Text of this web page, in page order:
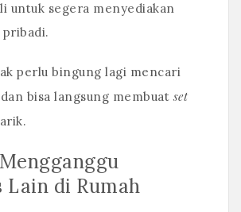
untuk segera menyediakan
pribadi.
perlu bingung lagi mencari
bisa langsung membuat set
di Rumah